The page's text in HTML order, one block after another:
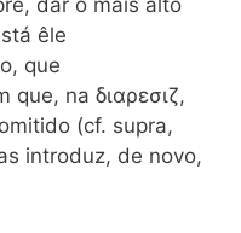
dar o mais alto
êle
que
na διαρεσιζ,
(cf. supra,
introduz, de novo,